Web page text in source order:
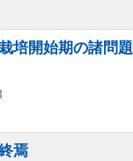
培開始期の諸問題
焉